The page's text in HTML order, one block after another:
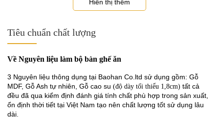
Hiển thị thêm
Tiêu chuẩn chất lượng
Về Nguyên liệu làm bộ bàn ghế ăn
3 Nguyên liệu thông dụng tại Baohan Co.ltd sử dụng gồm: Gỗ
MDF, Gỗ Ash tự nhiên, Gỗ cao su (độ dày tối thiểu 1,8cm) tất cả
đều đã qua kiểm định đánh giá tính chất phù hợp trong sản xuất,
ổn định thời tiết tại Việt Nam tạo nên chất lượng tốt sử dụng lâu
dài.